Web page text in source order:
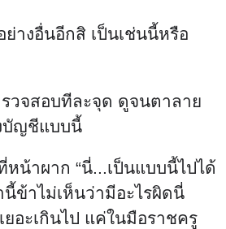
ย่างอื่นอีกสิ เป็นเช่นนี้หรือ
วจสอบทีละจุด ดูจนตาลาย
บัญชีแบบนี้
หน้าผาก “นี่...เป็นแบบนี้ไปได้
ข้าไม่เห็นว่ามีอะไรผิดนี่
ยอะเกินไป แค่ในมือราชครู